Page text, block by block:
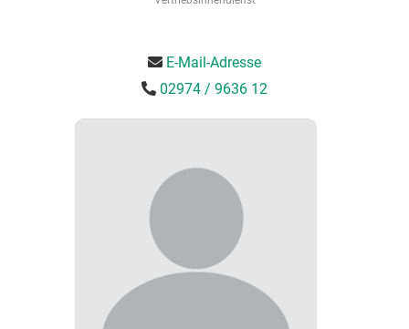
E-Mail-Adresse
02974 / 9636 12